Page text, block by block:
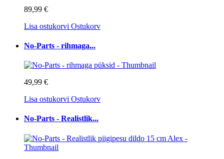
89,99 €
Lisa ostukorvi Ostukorv
No-Parts - rihmaga...
49,99 €
Lisa ostukorvi Ostukorv
No-Parts - Realistlik...